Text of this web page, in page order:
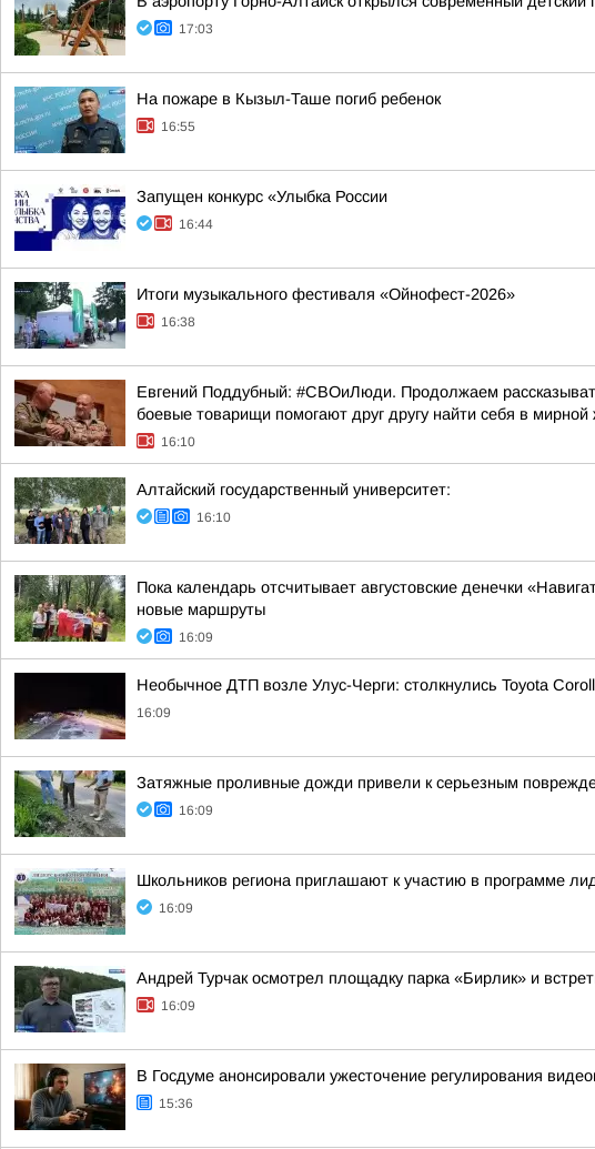
17:03
На пожаре в Кызыл-Таше погиб ребенок
16:55
Запущен конкурс «Улыбка России
16:44
Итоги музыкального фестиваля «Ойнофест-2026»
16:38
Евгений Поддубный: #СВОиЛюди. Продолжаем
боевые товарищи помогают друг другу найти себя в мирной
16:10
Алтайский государственный университет:
16:10
Пока календарь отсчитывает августовские денечки
новые маршруты
16:09
Необычное ДТП возле Улус-Черги: столкнулись Toyota
16:09
Затяжные проливные дожди привели к серьезным
16:09
Школьников региона приглашают к участию в программе
16:09
Андрей Турчак осмотрел площадку парка «Бирлик» и
16:09
В Госдуме анонсировали ужесточение регулирования
15:36